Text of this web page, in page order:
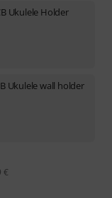
Ukulele Holder
Ukulele wall holder
€